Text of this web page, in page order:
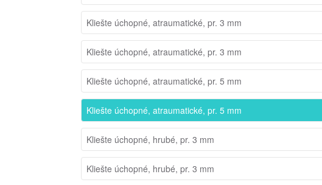
Kliešte úchopné, atraumatické, pr. 3 mm
Kliešte úchopné, atraumatické, pr. 3 mm
Kliešte úchopné, atraumatické, pr. 5 mm
Kliešte úchopné, atraumatické, pr. 5 mm
Kliešte úchopné, hrubé, pr. 3 mm
Kliešte úchopné, hrubé, pr. 3 mm